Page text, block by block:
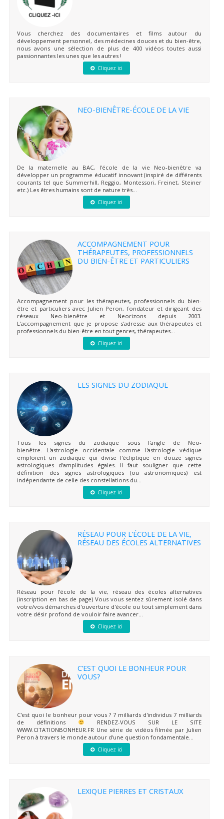
Vous cherchez des documentaires et films autour du
développement personnel, des médecines douces et du bien-être,
nous avons une sélection de plus de 400 vidéos toutes aussi
passionnantes les unes que les autres !
Cliquez ici
NEO-BIENÊTRE-ÉCOLE DE LA VIE
De la maternelle au BAC, l'école de la vie Neo-bienêtre va
développer un programme éducatif innovant (inspiré de différents
courants tel que Summerhill, Reggio, Montessori, Freinet, Steiner
etc.) Les êtres humains sont de nature très...
Cliquez ici
ACCOMPAGNEMENT POUR
THÉRAPEUTES, PROFESSIONNELS
DU BIEN-ÊTRE ET PARTICULIERS
Accompagnement pour les thérapeutes, professionnels du bien-
être et particuliers avec Julien Peron, fondateur et dirigeant des
réseaux Neo-bienêtre et Neorizons depuis 2003.
L'accompagnement que je propose s'adresse aux thérapeutes et
professionnels du bien-être en tout genres, thérapeutes...
Cliquez ici
LES SIGNES DU ZODIAQUE
Tous les signes du zodiaque sous l'angle de Neo-
bienêtre. L'astrologie occidentale comme l'astrologie védique
emploient un zodiaque qui divise l'écliptique en douze signes
astrologiques d'amplitudes égales. Il faut souligner que cette
définition des signes astrologiques (ou astronomiques) est
indépendante de celle des constellations du...
Cliquez ici
RÉSEAU POUR L’ÉCOLE DE LA VIE,
RÉSEAU DES ÉCOLES ALTERNATIVES
Réseau pour l'école de la vie, réseau des écoles alternatives
(inscription en bas de page) Vous vous sentez sûrement isolé dans
votre/vos démarches d'ouverture d'école ou tout simplement dans
votre désir profond de vouloir faire avancer...
Cliquez ici
C’EST QUOI LE BONHEUR POUR
VOUS?
C'est quoi le bonheur pour vous ? 7 milliards d'individus 7 milliards
de définitions
RENDEZ-VOUS SUR LE SITE
WWW.CITATIONBONHEUR.FR Une série de vidéos filmée par Julien
Peron à travers le monde autour d'une question fondamentale...
Cliquez ici
LEXIQUE PIERRES ET CRISTAUX